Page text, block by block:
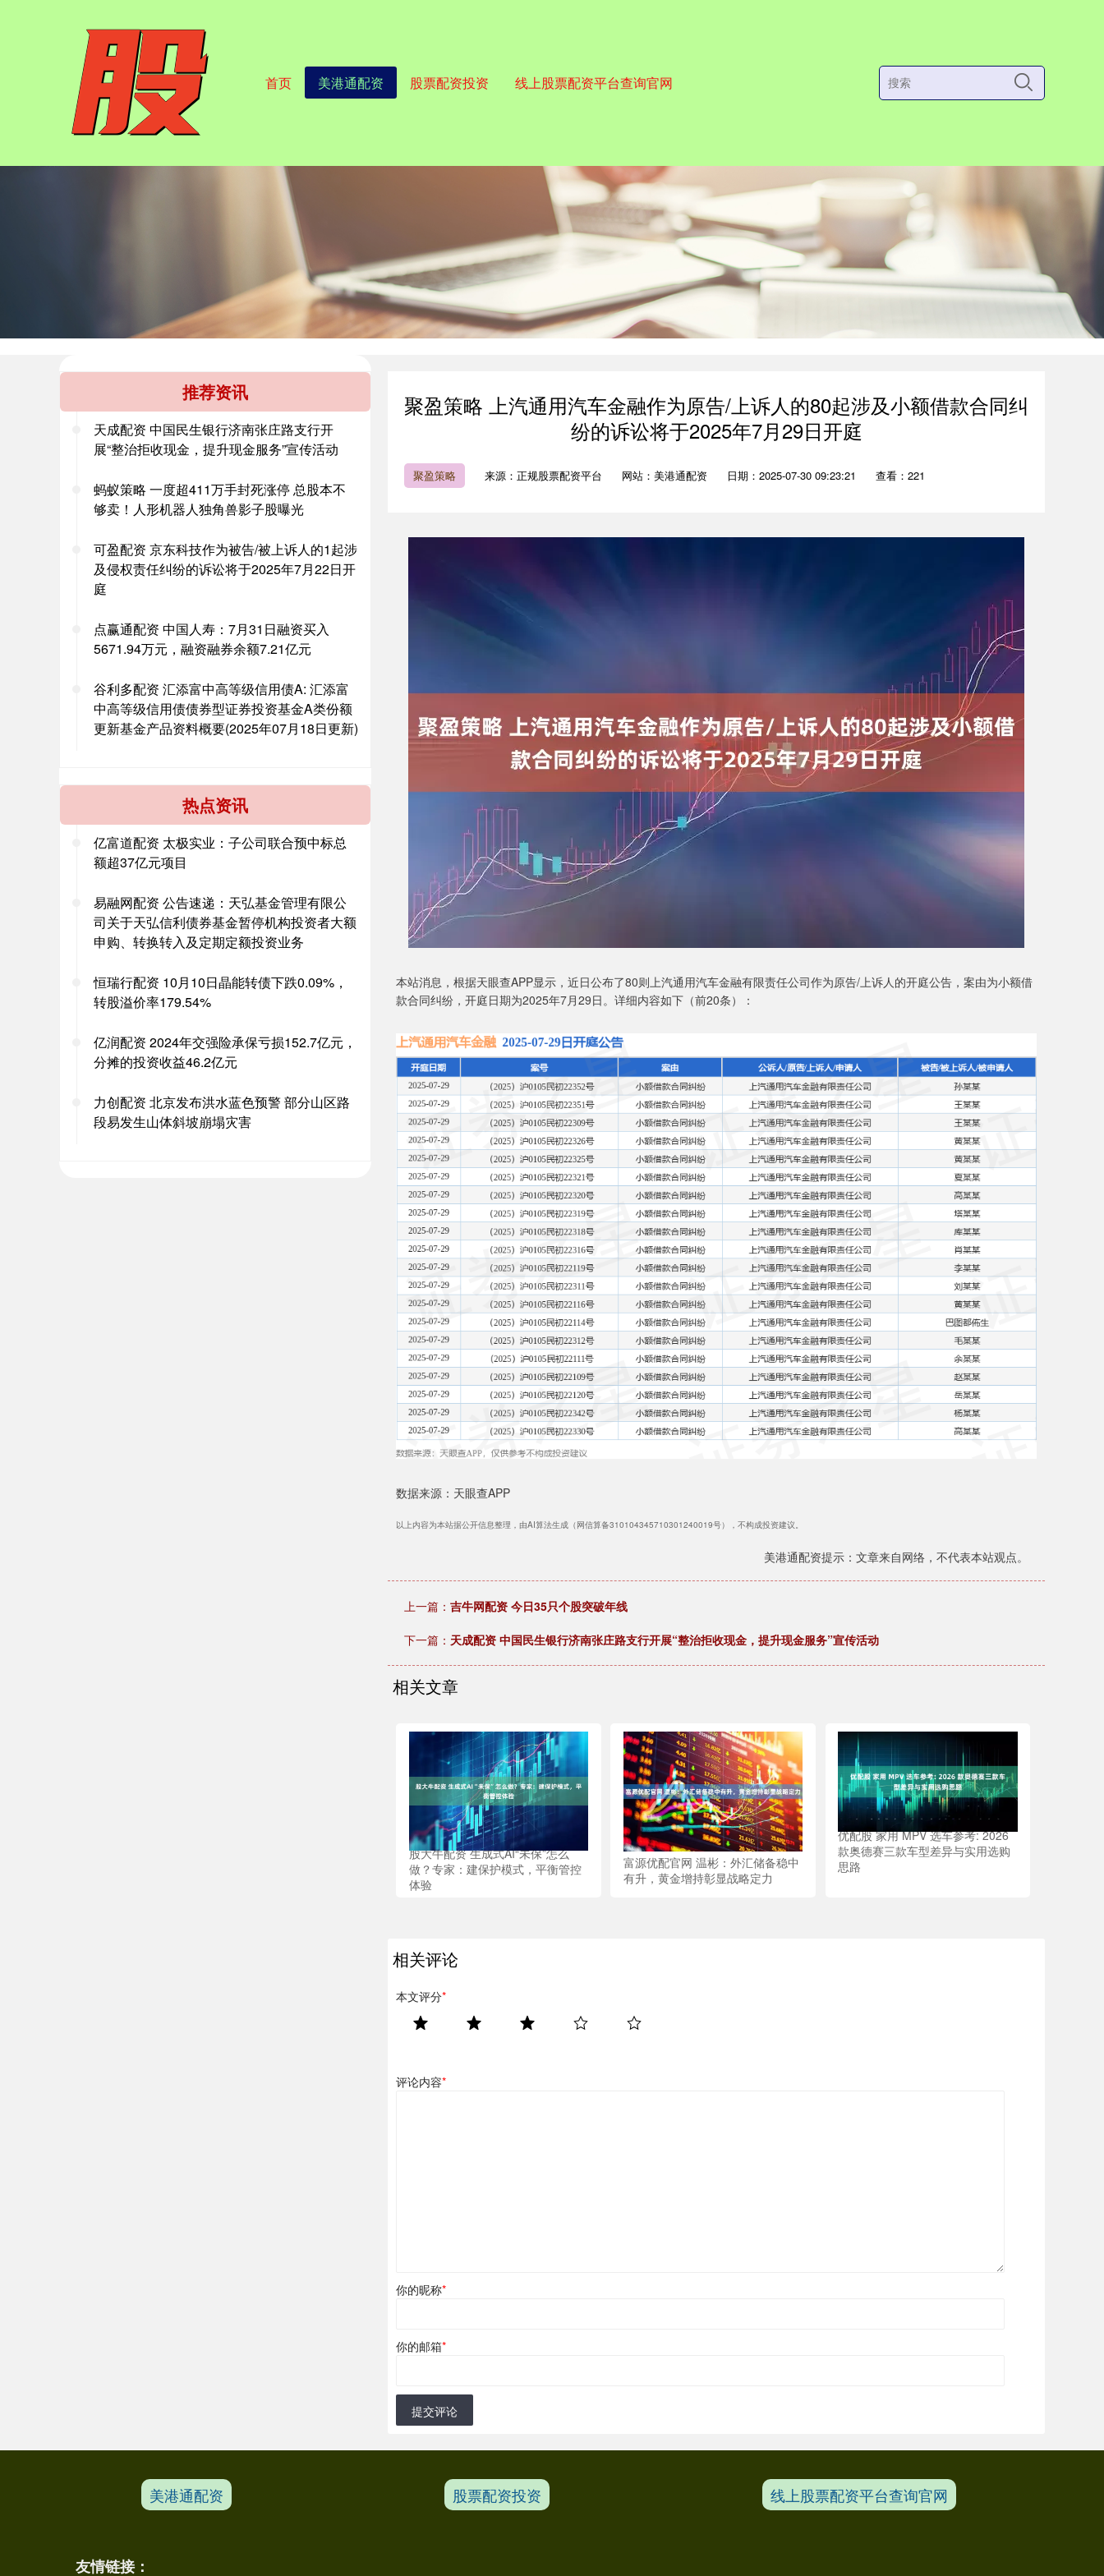
首页 美港通配资 股票配资投资 线上股票配资平台查询官网
聚盈策略 上汽通用汽车金融作为原告/上诉人的80起涉及小额借款合同纠
纷的诉讼将于2025年7月29日开庭
聚盈策略 来源：正规股票配资平台 网站：美港通配资 日期：2025-07-30 09:23:21 查看：221
本站消息，根据天眼查APP显示，近日公布了80则上汽通用汽车金融有限责任公司作为原告/上诉人的开庭公告，案由为小额借
款合同纠纷，开庭日期为2025年7月29日。详细内容如下（前20条）：
数据来源：天眼查APP
以上内容为本站据公开信息整理，由AI算法生成（网信算备310104345710301240019号），不构成投资建议。
美港通配资提示：文章来自网络，不代表本站观点。
上一篇： 吉牛网配资 今日35只个股突破年线
下一篇： 天成配资 中国民生银行济南张庄路支行开展“整治拒收现金，提升现金服务”宣传活动
相关文章
股大牛配资 生成式AI“未保”怎么
做？专家：建保护模式，平衡管控
体验
富源优配官网 温彬：外汇储备稳中
有升，黄金增持彰显战略定力
优配股 家用 MPV 选车参考: 2026
款奥德赛三款车型差异与实用选购
思路
相关评论
本文评分*
评论内容*
你的昵称*
你的邮箱*
提交评论
推荐资讯
天成配资 中国民生银行济南张庄路支行开
展“整治拒收现金，提升现金服务”宣传活动
蚂蚁策略 一度超411万手封死涨停 总股本不
够卖！人形机器人独角兽影子股曝光
可盈配资 京东科技作为被告/被上诉人的1起涉
及侵权责任纠纷的诉讼将于2025年7月22日开
庭
点赢通配资 中国人寿：7月31日融资买入
5671.94万元，融资融券余额7.21亿元
谷利多配资 汇添富中高等级信用债A: 汇添富
中高等级信用债债券型证券投资基金A类份额
更新基金产品资料概要(2025年07月18日更新)
热点资讯
亿富道配资 太极实业：子公司联合预中标总
额超37亿元项目
易融网配资 公告速递：天弘基金管理有限公
司关于天弘信利债券基金暂停机构投资者大额
申购、转换转入及定期定额投资业务
恒瑞行配资 10月10日晶能转债下跌0.09%，
转股溢价率179.54%
亿润配资 2024年交强险承保亏损152.7亿元，
分摊的投资收益46.2亿元
力创配资 北京发布洪水蓝色预警 部分山区路
段易发生山体斜坡崩塌灾害
美港通配资 股票配资投资 线上股票配资平台查询官网
友情链接：